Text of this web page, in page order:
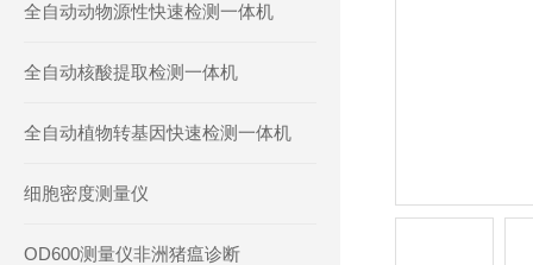
全自动动物源性快速检测一体机
全自动核酸提取检测一体机
全自动植物转基因快速检测一体机
细胞密度测量仪
OD600测量仪非洲猪瘟诊断